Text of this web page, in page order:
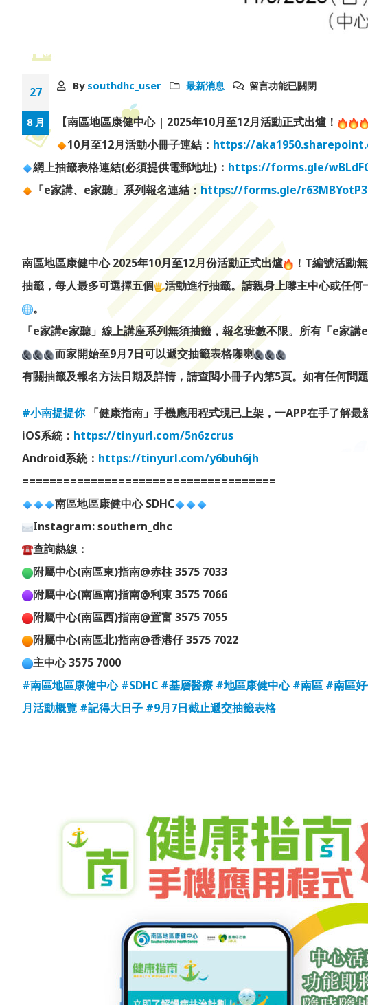
27
8 月
By southdhc_user 最新消息 留言功能已關閉
【南區地區康健中心 | 2025年10月至12月活動正式出爐！
10月至12月活動小冊子連結： https://
網上抽籤表格連結(必須提供電郵地址)： https://forms.gle/
「e家講、e家聽」系列報名連結： https://forms.gle/
南區地區康健中心 2025年10月至12月份活動正式出爐
！T編號活動
抽籤，每人最多可選擇五個
活動進行抽籤。請親身上嚟主中心或任
。
「e家講e家聽」線上講座系列無須抽籤，報名班數不限。所有「e家
而家開始至9月7日可以遞交抽籤表格㗎喇
有關抽籤及報名方法日期及詳情，請查閱小冊子內第5頁。如有任何問
#小南提提你「健康指南」手機應用程式現已上架，一APP在手了解最
iOS系統： https://tinyurl.com/5n6zcrus
Android系統： https://tinyurl.com/y6buh6jh
=====================================
南區地區康健中心 SDHC
Instagram: southern_dhc
查詢熱線：
附屬中心(南區東)指南@赤柱 3575 7033
附屬中心(南區南)指南@利東 3575 7066
附屬中心(南區西)指南@置富 3575 7055
附屬中心(南區北)指南@香港仔 3575 7022
主中心 3575 7000
#南區地區康健中心 #SDHC #基層醫療 #地區康健中心 #南區 #南區
月活動概覽 #記得大日子 #9月7日截止遞交抽籤表格